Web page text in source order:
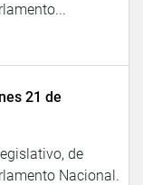
21 de
de
Nacional.